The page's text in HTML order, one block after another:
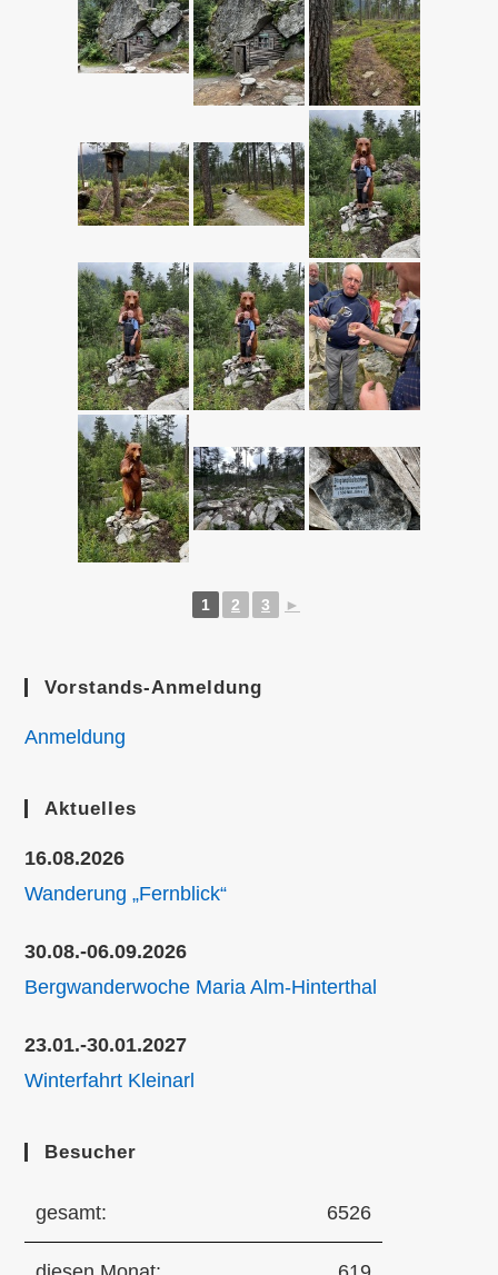
1 2 3 ►
Vorstands-Anmeldung
Anmeldung
Aktuelles
16.08.2026
Wanderung „Fernblick“
30.08.-06.09.2026
Bergwanderwoche Maria Alm-Hinterthal
23.01.-30.01.2027
Winterfahrt Kleinarl
Besucher
gesamt: 6526